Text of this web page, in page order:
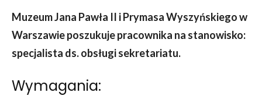
Muzeum Jana Pawła II i Prymasa Wyszyńskiego w
Warszawie poszukuje pracownika na stanowisko:
specjalista ds. obsługi sekretariatu.
Wymagania: